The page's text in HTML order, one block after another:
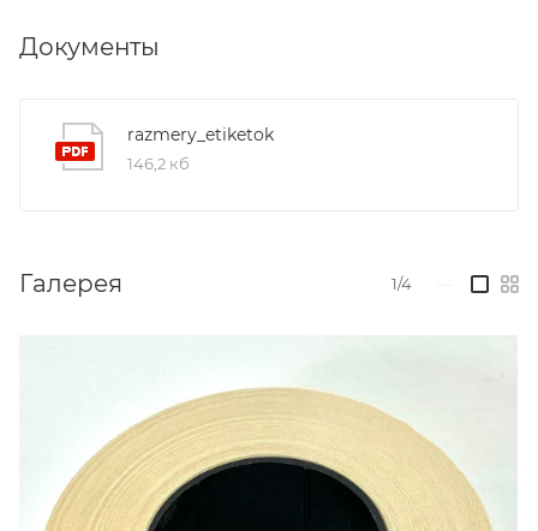
Документы
razmery_etiketok
146,2 кб
Галерея 1/4